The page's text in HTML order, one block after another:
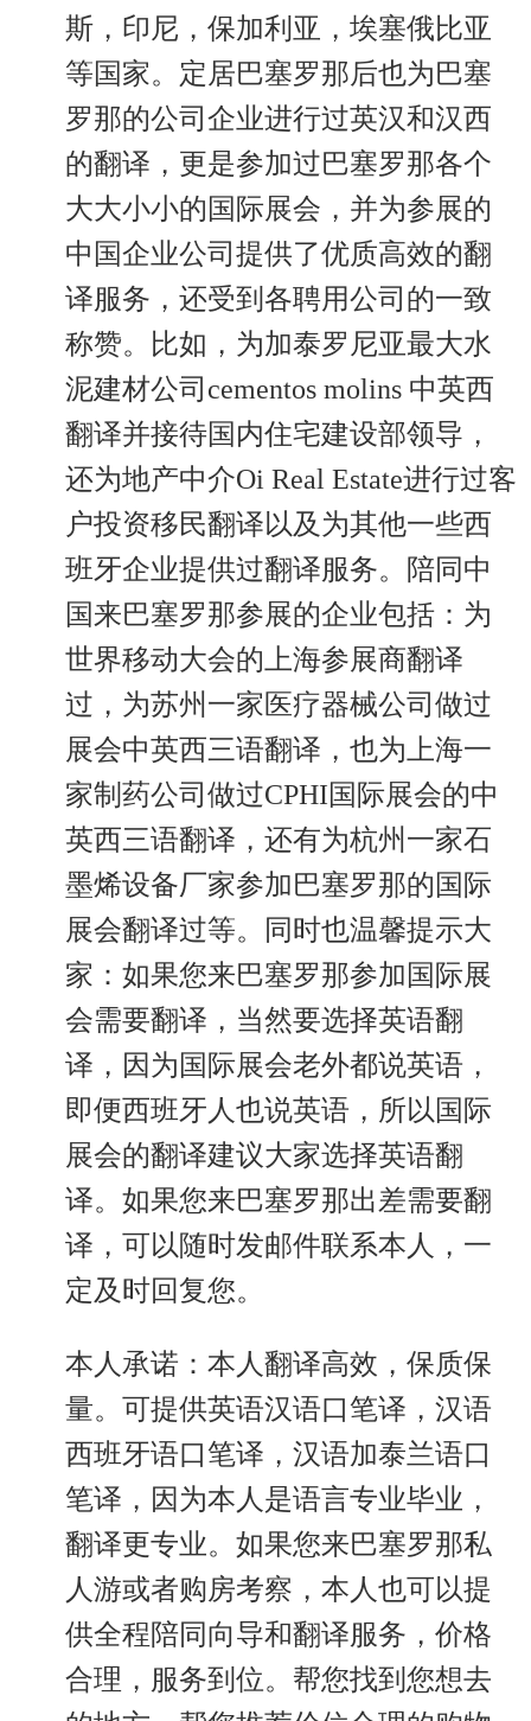
斯，印尼，保加利亚，埃塞俄比亚
等国家。定居巴塞罗那后也为巴塞
罗那的公司企业进行过英汉和汉西
的翻译，更是参加过巴塞罗那各个
大大小小的国际展会，并为参展的
中国企业公司提供了优质高效的翻
译服务，还受到各聘用公司的一致
称赞。比如，为加泰罗尼亚最大水
泥建材公司cementos molins 中英西
翻译并接待国内住宅建设部领导，
还为地产中介Oi Real Estate进行过客
户投资移民翻译以及为其他一些西
班牙企业提供过翻译服务。陪同中
国来巴塞罗那参展的企业包括：为
世界移动大会的上海参展商翻译
过，为苏州一家医疗器械公司做过
展会中英西三语翻译，也为上海一
家制药公司做过CPHI国际展会的中
英西三语翻译，还有为杭州一家石
墨烯设备厂家参加巴塞罗那的国际
展会翻译过等。同时也温馨提示大
家：如果您来巴塞罗那参加国际展
会需要翻译，当然要选择英语翻
译，因为国际展会老外都说英语，
即便西班牙人也说英语，所以国际
展会的翻译建议大家选择英语翻
译。如果您来巴塞罗那出差需要翻
译，可以随时发邮件联系本人，一
定及时回复您。
本人承诺：本人翻译高效，保质保
量。可提供英语汉语口笔译，汉语
西班牙语口笔译，汉语加泰兰语口
笔译，因为本人是语言专业毕业，
翻译更专业。如果您来巴塞罗那私
人游或者购房考察，本人也可以提
供全程陪同向导和翻译服务，价格
合理，服务到位。帮您找到您想去